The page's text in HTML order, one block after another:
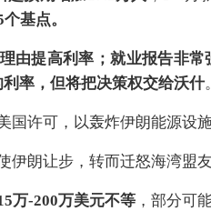
基点。
由提高利率；就业报告非
率，但将把决策权交给沃什。
国许可，以轰炸伊朗能源设施
伊朗让步，转而迁怒海湾盟友
万-200万美元不等 ，部分可